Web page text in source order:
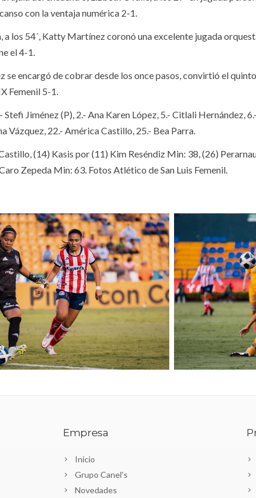
con la ventaja numérica 2-1.
los 54´, Katty Martínez coronó una excelente jugada
el 4-1.
encargó de cobrar desde los once pasos, convirtió el
Femenil 5-1.
Jiménez (P), 2.- Ana Karen López, 5.- Citlali Hernández,
Vázquez, 22.- América Castillo, 25.- Bea Parra.
(14) Kasis por (11) Kim Reséndiz Min: 38, (26)
Zepeda Min: 63. Fotos Atlético de San Luis Femenil.
Empresa
Inicio
Grupo Canel's
Novedades